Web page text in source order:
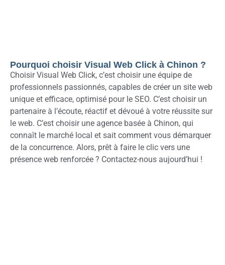
Pourquoi choisir Visual Web Click à Chinon ?
Choisir Visual Web Click, c’est choisir une équipe de
professionnels passionnés, capables de créer un site web
unique et efficace, optimisé pour le SEO. C’est choisir un
partenaire à l’écoute, réactif et dévoué à votre réussite sur
le web. C’est choisir une agence basée à Chinon, qui
connaît le marché local et sait comment vous démarquer
de la concurrence. Alors, prêt à faire le clic vers une
présence web renforcée ? Contactez-nous aujourd’hui !